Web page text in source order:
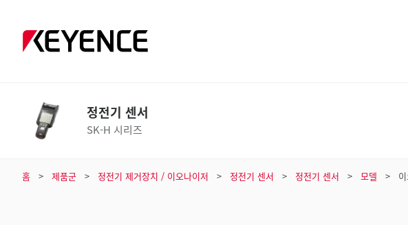
정전기 센서
SK-H 시리즈
홈 제품군 정전기 제거장치 / 이오나이저 정전기 센서 정전기 센서 모델